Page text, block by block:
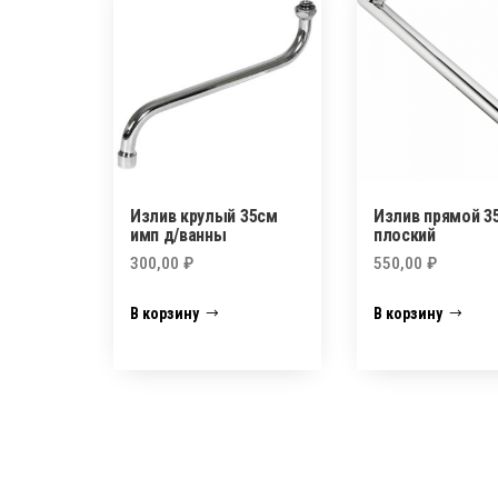
Излив крулый 35см
имп д/ванны
300,00 ₽
В корзину
Излив прямой
плоский
550,00₽
В корзину